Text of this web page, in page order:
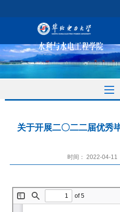
关于开展二〇二二届优秀
时间： 2022-04-11